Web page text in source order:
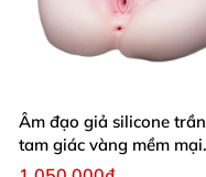
Âm đạo giả silicone trần
tam giác vàng mềm mại
thật nhất